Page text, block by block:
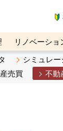
リノベーショ
不動産売却
シミュレ
売買 不動